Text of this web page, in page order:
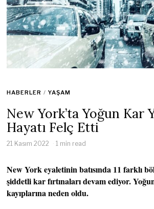
HABERLER / YAŞAM
New York’ta Yoğun Kar
Hayatı Felç Etti
21 Kasım 2022 1 min read
New York eyaletinin batısında 11 farklı
şiddetli kar fırtınaları devam ediyor.
kayıplarına neden oldu.